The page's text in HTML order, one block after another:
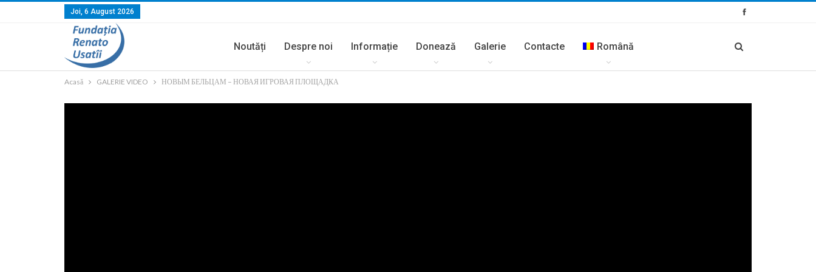
Joi, 6 August 2026
Noutăți Despre noi Informație Donează Galerie Contacte Română
Acasă GALERIE VIDEO НОВЫМ БЕЛЬЦАМ – НОВАЯ ИГРОВАЯ ПЛОЩАДКА